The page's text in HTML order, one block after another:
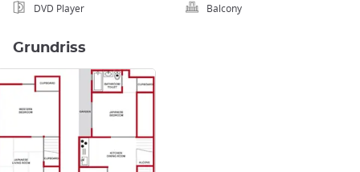
DVD Player
Balcony
Grundriss